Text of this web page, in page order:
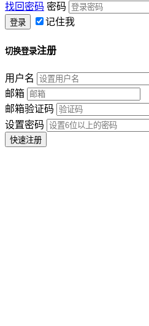
找回密码 密码
记住我
切换登录注册
用户名
邮箱
邮箱验证码
设置密码